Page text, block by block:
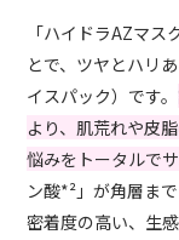
「ハイドラAZマ
とで、ツヤとハリ
イスパック）です。
より、肌荒れや皮
悩みをトータルでサ
ン酸*²」が角層ま
密着度の高い、生